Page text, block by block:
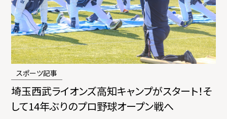
スポーツ記事
埼玉西武ライオンズ高知キャンプがスタート！そ
して14年ぶりのプロ野球オープン戦へ